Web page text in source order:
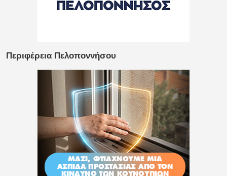
Περιφέρεια Πελοποννήσου